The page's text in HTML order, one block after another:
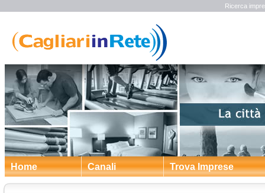
Ricerca
Home Canali Trova Imprese